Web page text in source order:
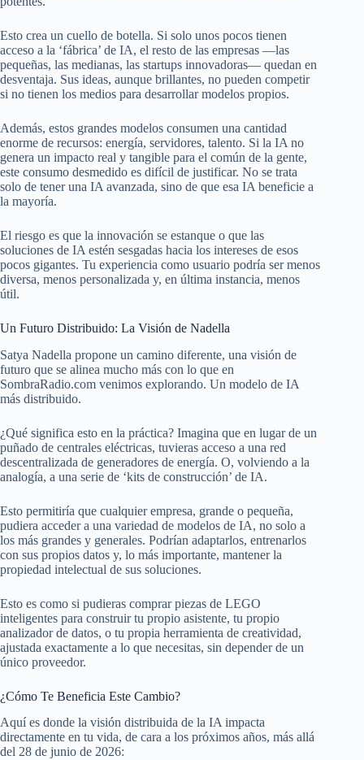
Esto crea un cuello de botella. Si solo unos pocos tienen
acceso a la ‘fábrica’ de IA, el resto de las empresas —las
pequeñas, las medianas, las startups innovadoras— quedan en
desventaja. Sus ideas, aunque brillantes, no pueden competir
si no tienen los medios para desarrollar modelos propios.
Además, estos grandes modelos consumen una cantidad
enorme de recursos: energía, servidores, talento. Si la IA no
genera un impacto real y tangible para el común de la gente,
este consumo desmedido es difícil de justificar. No se trata
solo de tener una IA avanzada, sino de que esa IA beneficie a
la mayoría.
El riesgo es que la innovación se estanque o que las
soluciones de IA estén sesgadas hacia los intereses de esos
pocos gigantes. Tu experiencia como usuario podría ser menos
diversa, menos personalizada y, en última instancia, menos
útil.
Un Futuro Distribuido: La Visión de Nadella
Satya Nadella propone un camino diferente, una visión de
futuro que se alinea mucho más con lo que en
SombraRadio.com venimos explorando. Un modelo de IA
más distribuido.
¿Qué significa esto en la práctica? Imagina que en lugar de un
puñado de centrales eléctricas, tuvieras acceso a una red
descentralizada de generadores de energía. O, volviendo a la
analogía, a una serie de ‘kits de construcción’ de IA.
Esto permitiría que cualquier empresa, grande o pequeña,
pudiera acceder a una variedad de modelos de IA, no solo a
los más grandes y generales. Podrían adaptarlos, entrenarlos
con sus propios datos y, lo más importante, mantener la
propiedad intelectual de sus soluciones.
Esto es como si pudieras comprar piezas de LEGO
inteligentes para construir tu propio asistente, tu propio
analizador de datos, o tu propia herramienta de creatividad,
ajustada exactamente a lo que necesitas, sin depender de un
único proveedor.
¿Cómo Te Beneficia Este Cambio?
Aquí es donde la visión distribuida de la IA impacta
directamente en tu vida, de cara a los próximos años, más allá
del 28 de junio de 2026: